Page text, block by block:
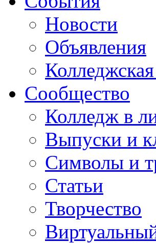
Новости
Объявления
Сообщество
Колледж в
Выпуски и
Символы и
Статьи
Творчество